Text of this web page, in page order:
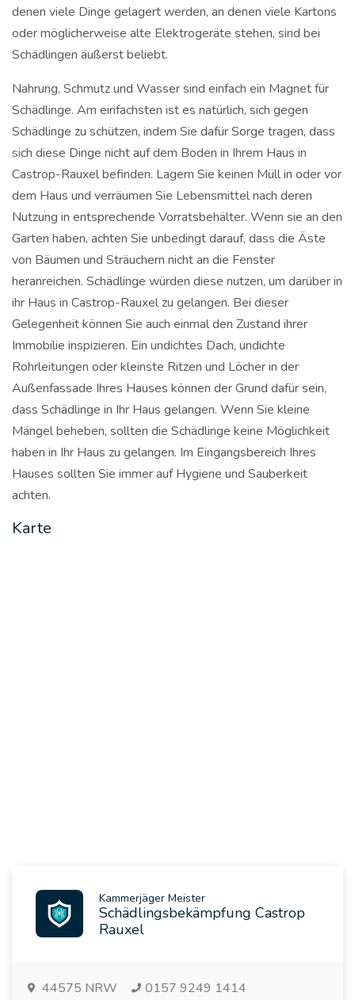
denen viele Dinge gelagert werden, an denen viele Kartons
oder möglicherweise alte Elektrogeräte stehen, sind bei
Schädlingen äußerst beliebt.
Nahrung, Schmutz und Wasser sind einfach ein Magnet für
Schädlinge. Am einfachsten ist es natürlich, sich gegen
Schädlinge zu schützen, indem Sie dafür Sorge tragen, dass
sich diese Dinge nicht auf dem Boden in Ihrem Haus in
Castrop-Rauxel befinden. Lagern Sie keinen Müll in oder vor
dem Haus und verräumen Sie Lebensmittel nach deren
Nutzung in entsprechende Vorratsbehälter. Wenn sie an den
Garten haben, achten Sie unbedingt darauf, dass die Äste
von Bäumen und Sträuchern nicht an die Fenster
heranreichen. Schädlinge würden diese nutzen, um darüber in
ihr Haus in Castrop-Rauxel zu gelangen. Bei dieser
Gelegenheit können Sie auch einmal den Zustand ihrer
Immobilie inspizieren. Ein undichtes Dach, undichte
Rohrleitungen oder kleinste Ritzen und Löcher in der
Außenfassade Ihres Hauses können der Grund dafür sein,
dass Schädlinge in Ihr Haus gelangen. Wenn Sie kleine
Mängel beheben, sollten die Schädlinge keine Möglichkeit
haben in Ihr Haus zu gelangen. Im Eingangsbereich Ihres
Hauses sollten Sie immer auf Hygiene und Sauberkeit
achten.
Karte
Kammerjäger Meister
Schädlingsbekämpfung Castrop
Rauxel
44575 NRW 0157 9249 1414